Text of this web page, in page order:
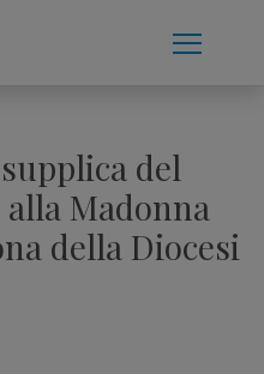
del
Madonna
della Diocesi